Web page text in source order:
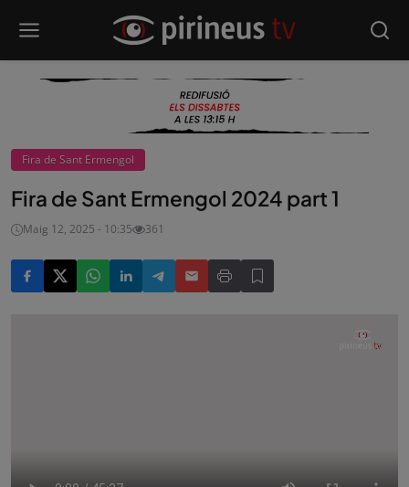
Fira de Sant Ermengol
Fira de Sant Ermengol 2024 part 1
Maig 12, 2025 - 10:35 361